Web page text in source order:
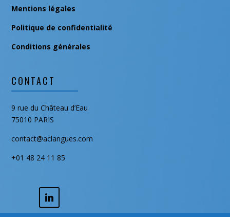
Mentions légales
Politique de confidentialité
Conditions générales
CONTACT
9 rue du Château d’Eau
75010 PARIS
contact@aclangues.com
+01 48 24 11 85